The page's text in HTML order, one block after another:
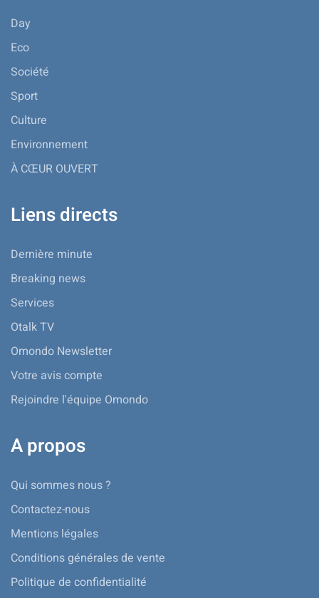
Day
Eco
Société
Sport
Culture
Environnement
À CŒUR OUVERT
Liens directs
Dernière minute
Breaking news
Services
Otalk TV
Omondo Newsletter
Votre avis compte
Rejoindre l'équipe Omondo
A propos
Qui sommes nous ?
Contactez-nous
Mentions légales
Conditions générales de vente
Politique de confidentialité